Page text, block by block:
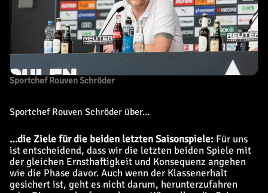
Sportchef Rouven Schröder
Sportchef Rouven Schröder über…
…die Ziele für die beiden letzten Saisonspiele: Für uns
ist entscheidend, dass wir die letzten beiden Spiele mit
der gleichen Ernsthaftigkeit und Konsequenz angehen
wie die Phase davor. Auch wenn der Klassenerhalt
gesichert ist, geht es nicht darum, herunterzufahren